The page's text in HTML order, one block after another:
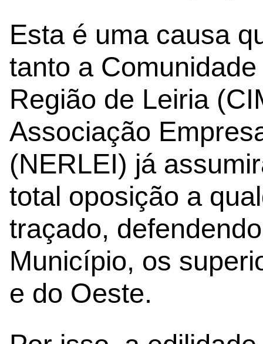
Esta é uma causa
tanto a
Região de Leiria
Associação
(NERLEI) já
total oposição a
traçado,
Município, os
e do Oeste.